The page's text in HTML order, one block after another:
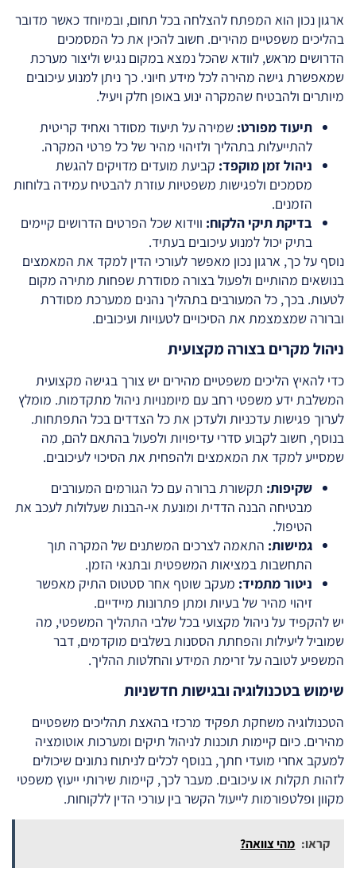
ארגון נכון הוא המפתח להצלחה בכל תחום, ובמיוחד כאשר מדובר
בהליכים משפטיים מהירים. חשוב להכין את כל המסמכים
הדרושים מראש, לוודא שהכל נמצא במקום נגיש וליצור מערכת
שמאפשרת גישה מהירה לכל מידע חיוני. כך ניתן למנוע עיכובים
מיותרים ולהבטיח שהמקרה ינוע באופן חלק ויעיל.
תיעוד מפורט: שמירה על תיעוד מסודר ואחיד קריטית
להתייעלות בתהליך ולזיהוי מהיר של כל פרטי המקרה.
ניהול זמן מוקפד: קביעת מועדים מדויקים להגשת
מסמכים ולפגישות משפטיות עוזרת להבטיח עמידה בלוחות
הזמנים.
בדיקת תיקי הלקוח: ווידוא שכל הפרטים הדרושים קיימים
בתיק יכול למנוע עיכובים בעתיד.
נוסף על כך, ארגון נכון מאפשר לעורכי הדין למקד את המאמצים
בנושאים מהותיים ולפעול בצורה מסודרת שפחות מתירה מקום
לטעות. בכך, כל המעורבים בתהליך נהנים ממערכת מסודרת
וברורה שמצמצמת את הסיכויים לטעויות ועיכובים.
ניהול מקרים בצורה מקצועית
כדי להאיץ הליכים משפטיים מהירים יש צורך בגישה מקצועית
המשלבת ידע משפטי רחב עם מיומנויות ניהול מתקדמות. מומלץ
לערוך פגישות עדכניות ולעדכן את כל הצדדים בכל התפתחות.
בנוסף, חשוב לקבוע סדרי עדיפויות ולפעול בהתאם להם, מה
שמסייע למקד את המאמצים ולהפחית את הסיכוי לעיכובים.
שקיפות: תקשורת ברורה עם כל הגורמים המעורבים
מבטיחה הבנה הדדית ומונעת אי-הבנות שעלולות לעכב את
הטיפול.
גמישות: התאמה לצרכים המשתנים של המקרה תוך
התחשבות במציאות המשפטית ובתנאי הזמן.
ניטור מתמיד: מעקב שוטף אחר סטטוס התיק מאפשר
זיהוי מהיר של בעיות ומתן פתרונות מיידיים.
יש להקפיד על ניהול מקצועי בכל שלבי התהליך המשפטי, מה
שמוביל ליעילות והפחתת הססנות בשלבים מוקדמים, דבר
המשפיע לטובה על זרימת המידע והחלטות ההליך.
שימוש בטכנולוגיה ובגישות חדשניות
הטכנולוגיה משחקת תפקיד מרכזי בהאצת תהליכים משפטיים
מהירים. כיום קיימות תוכנות לניהול תיקים ומערכות אוטומציה
למעקב אחרי מועדי חתך, בנוסף לכלים לניתוח נתונים שיכולים
לזהות תקלות או עיכובים. מעבר לכך, קיימות שירותי ייעוץ משפטי
מקוון ופלטפורמות לייעול הקשר בין עורכי הדין ללקוחות.
קראו: מהי צוואה?